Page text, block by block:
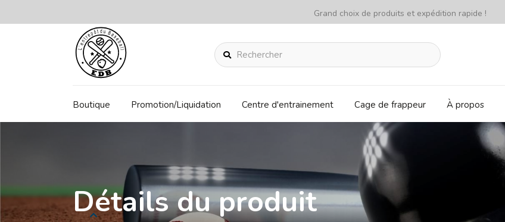
Grand choix de produits et expédition rapide !
Rechercher
Boutique Promotion/Liquidation Centre d'entrainement Cage de frappeur À propos
Détails du produit